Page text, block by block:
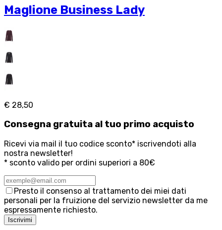
Maglione Business Lady
€ 28,50
Consegna gratuita al tuo primo acquisto
Ricevi via mail il tuo codice sconto* iscrivendoti alla
nostra newsletter!
* sconto valido per ordini superiori a 80€
Presto il consenso al trattamento dei miei dati
personali per la fruizione del servizio newsletter da me
espressamente richiesto.
Iscrivimi